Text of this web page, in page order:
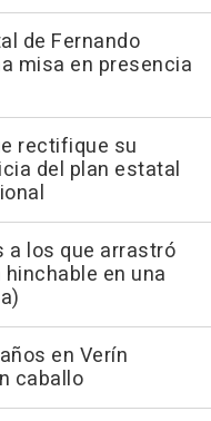
de Fernando
misa en presencia
rectifique su
del plan estatal
a los que arrastró
en una
en Verín
caballo